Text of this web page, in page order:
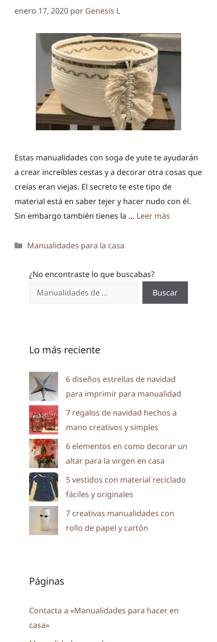
enero 17, 2020 por Genesis L
Estas manualidades con soga de yute te ayudarán
a crear increíbles cestas y a decorar otra cosas que
creías eran viejas. El secreto te este tipo de
material está en saber tejer y hacer nudo con él.
Sin embargo también tienes la … Leer más
Categorías
Manualidades para la casa
¿No encontraste lo que buscabas?
Buscar
Lo más reciente
6 diseños estrellas de navidad
para imprimir para manualidad
7 regalos de navidad hechos a
mano creativos y simples
6 elementos en como decorar un
altar para la virgen en casa
5 vestidos con material reciclado
fáciles y originales
7 creativas manualidades con
rollo de papel y cartón
Páginas
Contacta a «Manualidades para hacer en
casa»